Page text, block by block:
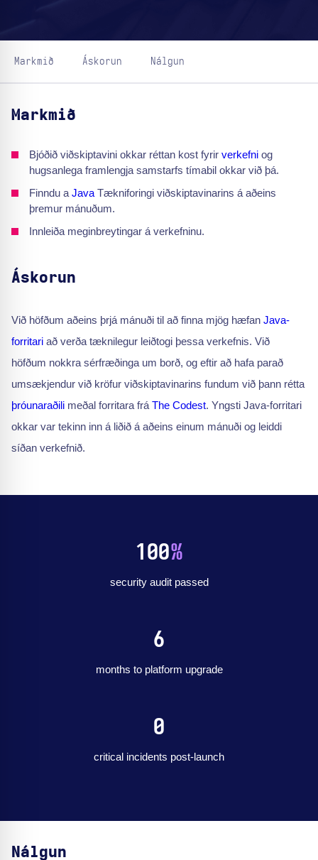
Markmið Áskorun Nálgun
Markmið
Bjóðið viðskiptavini okkar réttan kost fyrir verkefni og
hugsanlega framlengja samstarfs tímabil okkar við þá.
Finndu a Java Tækniforingi viðskiptavinarins á aðeins
þremur mánuðum.
Innleiða meginbreytingar á verkefninu.
Áskorun
Við höfðum aðeins þrjá mánuði til að finna mjög hæfan Java-
forritari að verða tæknilegur leiðtogi þessa verkefnis. Við
höfðum nokkra sérfræðinga um borð, og eftir að hafa parað
umsækjendur við kröfur viðskiptavinarins fundum við þann rétta
þróunaraðili meðal forritara frá The Codest. Yngsti Java-forritari
okkar var tekinn inn á liðið á aðeins einum mánuði og leiddi
síðan verkefnið.
100%
security audit passed
6
months to platform upgrade
0
critical incidents post-launch
Nálgun